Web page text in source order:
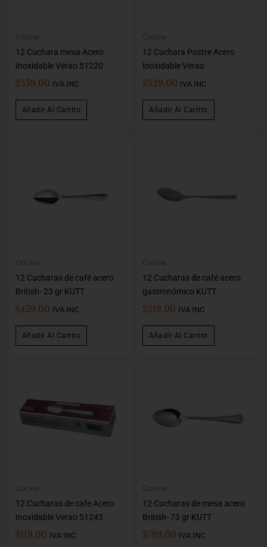
Cocina
12 Cuchara mesa Acero
Inoxidable Verao 51220
$359,00 IVA INC
Añadir Al Carrito
Cocina
12 Cuchara Postre Acero
Inoxidable Verao
$339,00 IVA INC
Añadir Al Carrito
Cocina
12 Cucharas de café acero
British- 23 gr KUTT
$459,00 IVA INC
Añadir Al Carrito
Cocina
12 Cucharas de café acero
gastronómico KUTT
$319,00 IVA INC
Añadir Al Carrito
Cocina
12 Cucharas de cafe Acero
Inoxidable Verao 51245
$119,00 IVA INC
Cocina
12 Cucharas de mesa acero
British- 73 gr KUTT
$799,00 IVA INC